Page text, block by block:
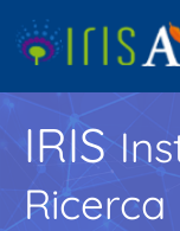
IRIS
Ricerca